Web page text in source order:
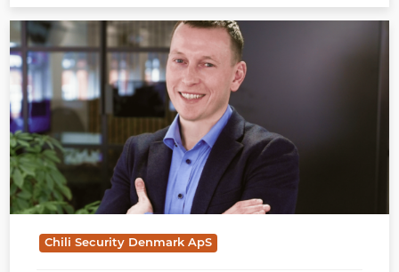
Chili Security Denmark ApS